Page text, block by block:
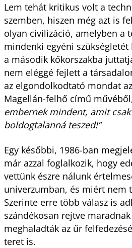
Lem tehát kritikus volt a
szemben, hiszen még azt is
olyan civilizáció, amelyben a
mindenki egyéni
a második kőkorszakba
nem eléggé fejlett a
az elgondolkodtató mondat
Magellán-felhő című
embernek mindent, amit
boldogtalanná teszed!”
Egy későbbi, 1986-ban
már azzal foglalkozik, hogy
vettünk észre nálunk
univerzumban, és miért nem
Szerinte erre több válasz is
szándékosan rejtve
meghaladták az űr
teret is.